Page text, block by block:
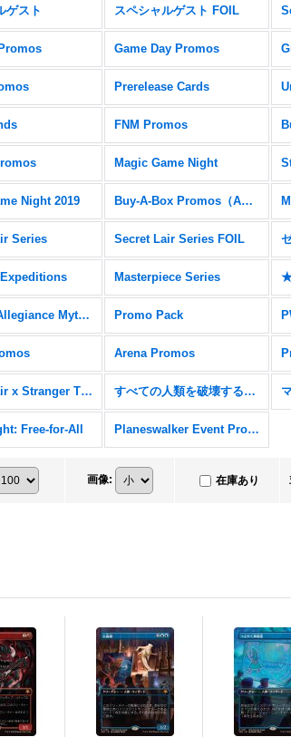
ゲスト スペシャルゲスト FOIL
Game Day Promos
Prerelease Cards
FNM Promos
Magic Game Night
Night 2019 Buy-A-Box Promos（AER）
Series Secret Lair Series FOIL
Masterpiece Series
Ravnica Allegiance Mythic Edition Promo Pack
Arena Promos
Secret Lair x Stranger Things すべての人類を破壊する。それらは再生できない。
Free-for-All Planeswalker Event Promos
画像: 在庫あり